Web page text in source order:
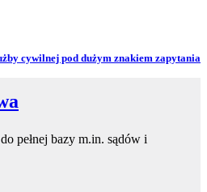
cywilnej pod dużym znakiem zapytania
pełnej bazy m.in. sądów i